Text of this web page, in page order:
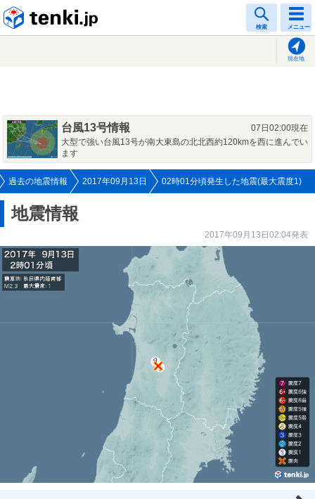
検索 メニュー
現在地
台風13号情報
07日02:00現在
大型で強い台風13号が南大東島の北北西約120kmを西に進んでい
ます
過去の地震情報 2017年09月13日 02時01分頃発生した地震(最大震度1)
地震情報
2017年09月13日02:04発表